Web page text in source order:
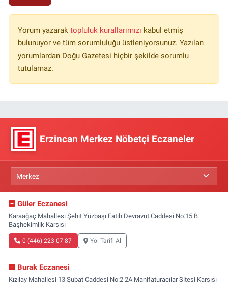
Yorum yazarak topluluk kurallarımızı kabul etmiş
bulunuyor ve tüm sorumluluğu üstleniyorsunuz. Yazılan
yorumlardan Doğu Gazetesi hiçbir şekilde sorumlu
tutulamaz.
Erzincan Merkez Nöbetçi Eczaneler
Güler Eczanesi
Karaağaç Mahallesi Şehit Yüzbaşı Fatih Devravut Caddesi No:15 B
Başhekimlik Karşısı
0 (446) 223 07 87 Yol Tarifi Al
Burak Eczanesi
Kızılay Mahallesi 13 Şubat Caddesi No:2 2A Manifaturacılar Sitesi Karşısı